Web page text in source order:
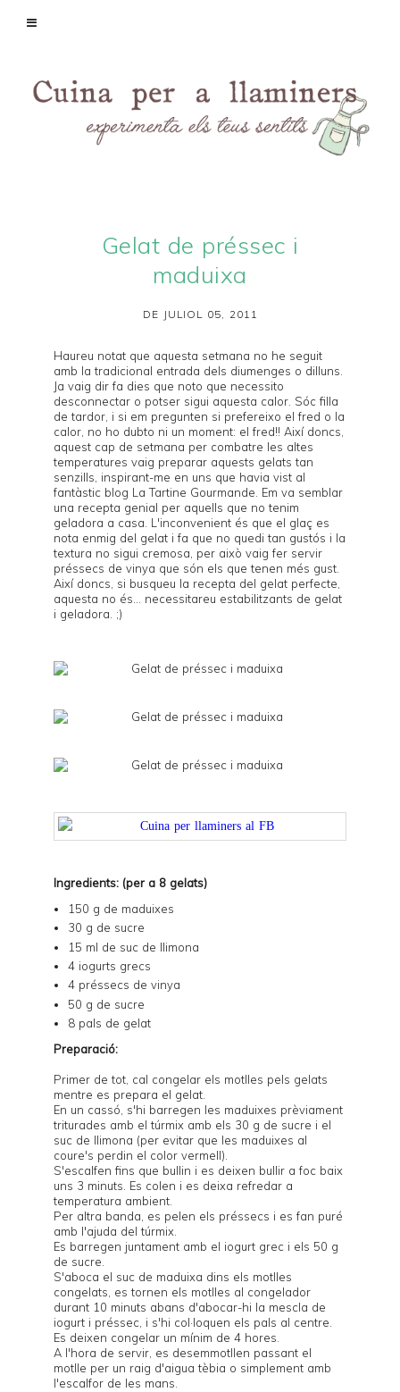
Gelat de préssec i
maduixa
DE JULIOL 05, 2011
Haureu notat que aquesta setmana no he seguit
amb la tradicional entrada dels diumenges o dilluns.
Ja vaig dir fa dies que noto que necessito
desconnectar o potser sigui aquesta calor. Sóc filla
de tardor, i si em pregunten si prefereixo el fred o la
calor, no ho dubto ni un moment: el fred!! Així doncs,
aquest cap de setmana per combatre les altes
temperatures vaig preparar aquests gelats tan
senzills, inspirant-me en uns que havia vist al
fantàstic blog La Tartine Gourmande . Em va semblar
una recepta genial per aquells que no tenim
geladora a casa. L'inconvenient és que el glaç es
nota enmig del gelat i fa que no quedi tan gustós i la
textura no sigui cremosa, per això vaig fer servir
préssecs de vinya que són els que tenen més gust.
Així doncs, si busqueu la recepta del gelat perfecte,
aquesta no és... necessitareu estabilitzants de gelat
i geladora. ;)
Ingredients: (per a 8 gelats)
150 g de maduixes
30 g de sucre
15 ml de suc de llimona
4 iogurts grecs
4 préssecs de vinya
50 g de sucre
8 pals de gelat
Preparació:
Primer de tot, cal congelar els motlles pels gelats
mentre es prepara el gelat.
En un cassó, s'hi barregen les maduixes prèviament
triturades amb el túrmix amb els 30 g de sucre i el
suc de llimona (per evitar que les maduixes al
coure's perdin el color vermell).
S'escalfen fins que bullin i es deixen bullir a foc baix
uns 3 minuts. Es colen i es deixa refredar a
temperatura ambient.
Per altra banda, es pelen els préssecs i es fan puré
amb l'ajuda del túrmix.
Es barregen juntament amb el iogurt grec i els 50 g
de sucre.
S'aboca el suc de maduixa dins els motlles
congelats, es tornen els motlles al congelador
durant 10 minuts abans d'abocar-hi la mescla de
iogurt i préssec, i s'hi col·loquen els pals al centre.
Es deixen congelar un mínim de 4 hores.
A l'hora de servir, es desemmotllen passant el
motlle per un raig d'aigua tèbia o simplement amb
l'escalfor de les mans.